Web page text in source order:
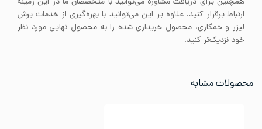
ارتباط برقرار کنید. علاوه بر این می‌توانید با بهره‌گیری از خدمات برش
لیزر و خمکاری، محصول خریداری شده را به محصول نهایی مورد نظر
خود نزدیک‌تر کنید.
محصولات مشابه